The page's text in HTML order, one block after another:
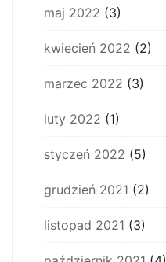
maj 2022 (3)
kwiecień 2022 (2)
marzec 2022 (3)
luty 2022 (1)
styczeń 2022 (5)
grudzień 2021 (2)
listopad 2021 (3)